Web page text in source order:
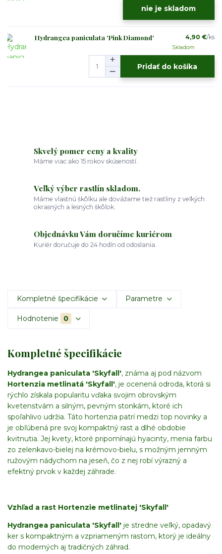
nie je skladom
Hydrangea paniculata 'Pink Diamond' 4,90 €/ks
Skladom
Pridať do košíka
Skvelý pomer ceny a kvality
Máme viac ako 15 rokov skúseností.
Veľký výber rastlín skladom.
Máme vlastnú škôlku ale dovážame tiež rastliny z veľkých
okrasných a lesných škôlok.
Objednávku Vám doručíme kuriérom
Kuriér doručuje do 24 hodín od odoslania.
Kompletné špecifikácie Parametre
Hodnotenie 0
Kompletné špecifikácie
Hydrangea paniculata 'Skyfall', známa aj pod názvom
Hortenzia metlinatá 'Skyfall', je ocenená odroda, ktorá si
rýchlo získala popularitu vďaka svojim obrovským
kvetenstvám a silným, pevným stonkám, ktoré ich
spoľahlivo udržia. Táto hortenzia patrí medzi top novinky a
je obľúbená pre svoj kompaktný rast a dlhé obdobie
kvitnutia. Jej kvety, ktoré pripomínajú hyacinty, menia farbu
zo zelenkavo-bielej na krémovo-bielu, s možným jemným
ružovým nádychom na jeseň, čo z nej robí výrazný a
efektný prvok v každej záhrade.
Vzhľad a rast Hortenzie metlinatej 'Skyfall'
Hydrangea paniculata 'Skyfall' je stredne veľký, opadavý
ker s kompaktným a vzpriameným rastom, ktorý je ideálny
do moderných aj tradičných záhrad.